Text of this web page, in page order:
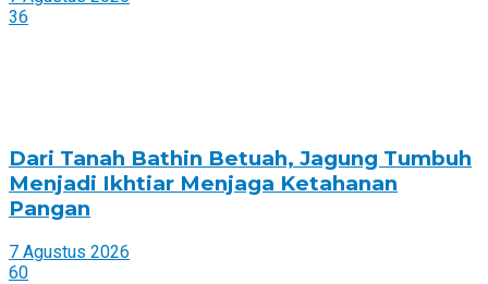
36
Dari Tanah Bathin Betuah, Jagung Tumbuh
Menjadi Ikhtiar Menjaga Ketahanan
Pangan
7 Agustus 2026
60